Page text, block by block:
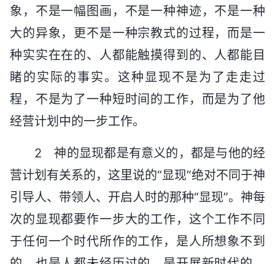
象，不是一幅图画，不是一种神迹，不是一种
大的异象，更不是一种宗教式的过程，而是一
种实实在在的、人都能触摸得到的、人都能目
睹的实际的事实。这种显现不是为了走走过
程，不是为了一种短时间的工作，而是为了他
经营计划中的一步工作。
2 神的显现都是有意义的，都是与他的经
营计划有关系的，这里说的“显现”绝对不同于神
引导人、带领人、开启人时的那种“显现”。神每
次的显现都要作一步大的工作，这个工作不同
于任何一个时代所作的工作，是人所想象不到